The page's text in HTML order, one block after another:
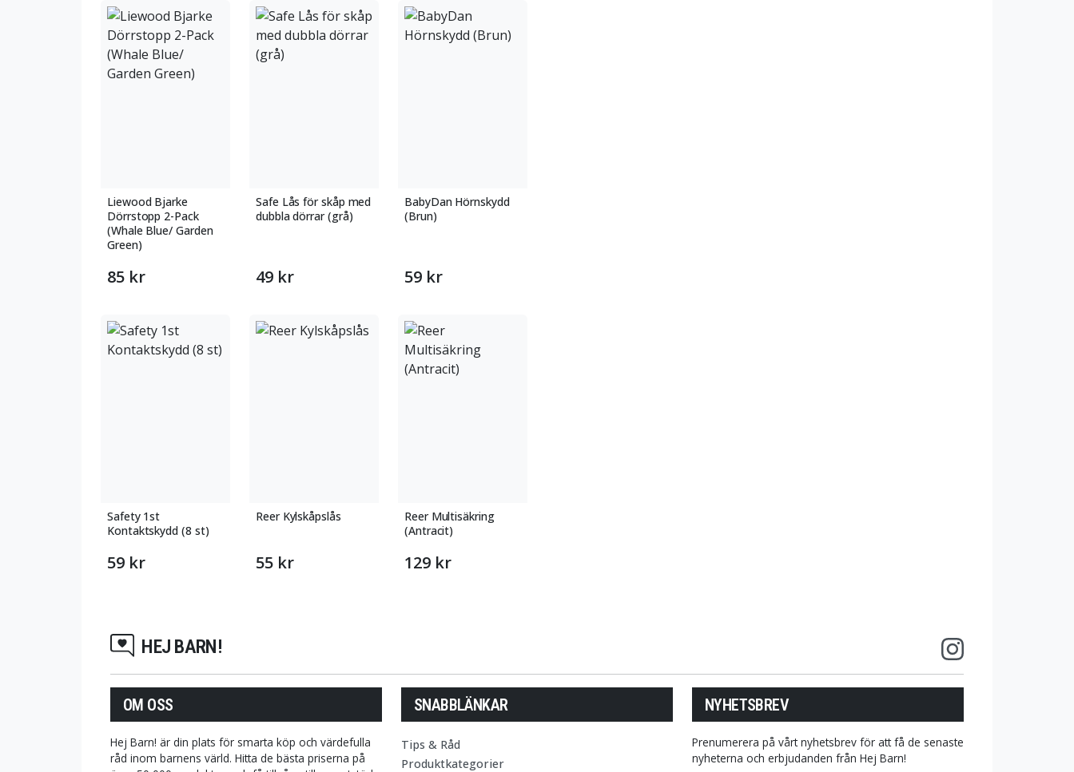
Liewood Bjarke
Dörrstopp 2-Pack
(Whale Blue/ Garden
Green)
85 kr
Safe Lås för skåp med
dubbla dörrar (grå)
49 kr
BabyDan Hörnskydd
(Brun)
59 kr
Safety 1st
Kontaktskydd (8 st)
59 kr
Reer Kylskåpslås
55 kr
Reer Multisäkring
(Antracit)
129 kr
HEJ BARN!
OM OSS
Hej Barn! är din plats för smarta köp och värdefulla
råd inom barnens värld. Hitta de bästa priserna på
SNABBLÄNKAR
Tips & Råd
Produktkategorier
NYHETSBREV
Prenumerera på vårt nyhetsbrev för att få de senaste
nyheterna och erbjudanden från Hej Barn!